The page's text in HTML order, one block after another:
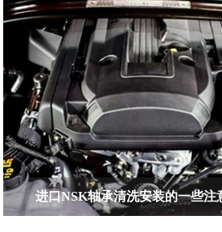
进口NSK轴承清洗安装的一些注